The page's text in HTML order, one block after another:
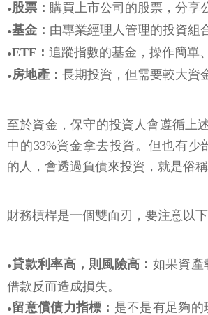
●股票： 購買上市公司的股票，分享
●基金： 由專業經理人管理的投資組
●ETF： 追蹤指數的基金，操作簡單
●房地產： 長期投資，但需要較大資
至於資金，保守的投資人會遵循上
中的33%資金拿去投資。但也有少
的人，會透過負債來投資，就是俗稱
財務槓桿是一個雙面刃，要注意以下
●貸款利率高，則風險高： 如果資產
借款反而造成損失。
●留意償債力指標： 是不是有足夠